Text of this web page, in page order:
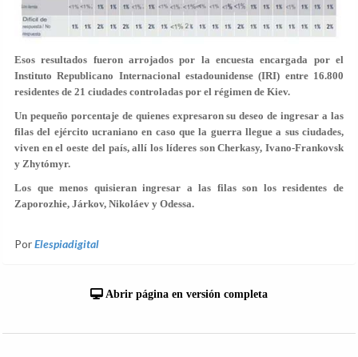
Esos resultados fueron arrojados por la encuesta encargada por el
Instituto Republicano Internacional estadounidense (IRI) entre 16.800
residentes de 21 ciudades controladas por el régimen de Kiev.
Un pequeño porcentaje de quienes expresaron su deseo de ingresar a las
filas del ejército ucraniano en caso que la guerra llegue a sus ciudades,
viven en el oeste del país, allí los líderes son Cherkasy, Ivano-Frankovsk
y Zhytómyr.
Los que menos quisieran ingresar a las filas son los residentes de
Zaporozhie, Járkov, Nikoláev y Odessa.
PorElespiadigital
Abrir página en versión completa